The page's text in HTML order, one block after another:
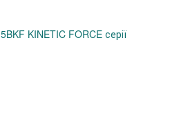
KINETIC FORCE серії